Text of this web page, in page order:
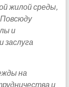
жилой среды,
Повсюду
и
заслуга
на
и